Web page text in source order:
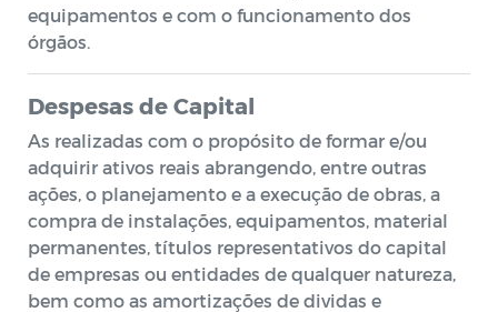
equipamentos e com o funcionamento dos
órgãos.
Despesas de Capital
As realizadas com o propósito de formar e/ou
adquirir ativos reais abrangendo, entre outras
ações, o planejamento e a execução de obras, a
compra de instalações, equipamentos, material
permanentes, títulos representativos do capital
de empresas ou entidades de qualquer natureza,
bem como as amortizações de dividas e